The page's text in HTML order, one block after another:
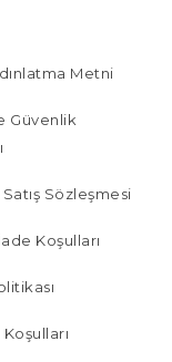
Metni
Güvenlik
Sözleşmesi
Koşulları